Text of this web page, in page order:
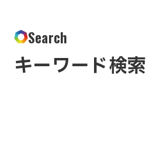
Search
キーワード検索